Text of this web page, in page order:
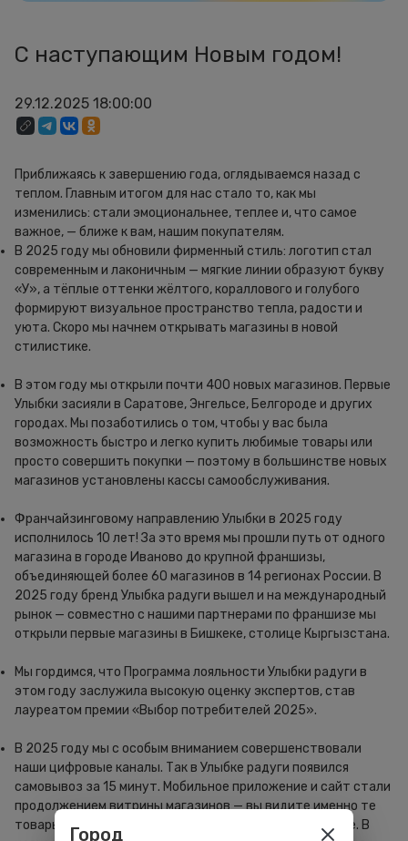
С наступающим Новым годом!
29.12.2025 18:00:00
Приближаясь к завершению года, оглядываемся назад с
теплом. Главным итогом для нас стало то, как мы
изменились: стали эмоциональнее, теплее и, что самое
важное, — ближе к вам, нашим покупателям.
В 2025 году мы обновили фирменный стиль: логотип стал
современным и лаконичным — мягкие линии образуют букву
«У», а тёплые оттенки жёлтого, кораллового и голубого
формируют визуальное пространство тепла, радости и
уюта. Скоро мы начнем открывать магазины в новой
стилистике.
В этом году мы открыли почти 400 новых магазинов. Первые
Улыбки засияли в Саратове, Энгельсе, Белгороде и других
городах. Мы позаботились о том, чтобы у вас была
возможность быстро и легко купить любимые товары или
просто совершить покупки — поэтому в большинстве новых
магазинов установлены кассы самообслуживания.
Франчайзинговому направлению Улыбки в 2025 году
исполнилось 10 лет! За это время мы прошли путь от одного
магазина в городе Иваново до крупной франшизы,
объединяющей более 60 магазинов в 14 регионах России. В
2025 году бренд Улыбка радуги вышел и на международный
рынок — совместно с нашими партнерами по франшизе мы
открыли первые магазины в Бишкеке, столице Кыргызстана.
Мы гордимся, что Программа лояльности Улыбки радуги в
этом году заслужила высокую оценку экспертов, став
лауреатом премии «Выбор потребителей 2025».
В 2025 году мы с особым вниманием совершенствовали
наши цифровые каналы. Так в Улыбке радуги появился
самовывоз за 15 минут. Мобильное приложение и сайт стали
продолжением витрины магазинов — вы видите именно те
товары, которые есть в наличии в выбранном магазине. В
Город